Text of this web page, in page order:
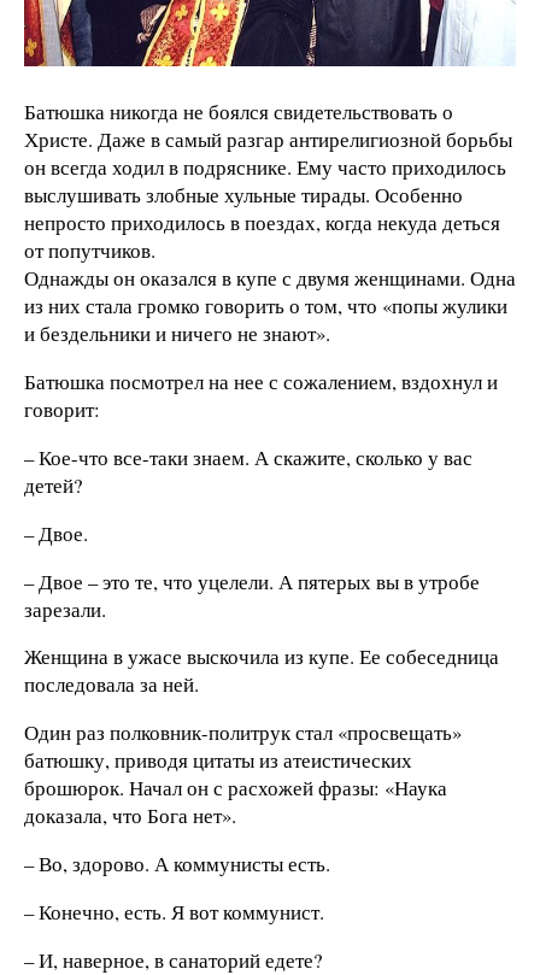
Батюшка никогда не боялся свидетельствовать о
Христе. Даже в самый разгар антирелигиозной борьбы
он всегда ходил в подряснике. Ему часто приходилось
выслушивать злобные хульные тирады. Особенно
непросто приходилось в поездах, когда некуда деться
от попутчиков.
Однажды он оказался в купе с двумя женщинами. Одна
из них стала громко говорить о том, что «попы жулики
и бездельники и ничего не знают».
Батюшка посмотрел на нее с сожалением, вздохнул и
говорит:
– Кое-что все-таки знаем. А скажите, сколько у вас
детей?
– Двое.
– Двое – это те, что уцелели. А пятерых вы в утробе
зарезали.
Женщина в ужасе выскочила из купе. Ее собеседница
последовала за ней.
Один раз полковник-политрук стал «просвещать»
батюшку, приводя цитаты из атеистических
брошюрок. Начал он с расхожей фразы: «Наука
доказала, что Бога нет».
– Во, здорово. А коммунисты есть.
– Конечно, есть. Я вот коммунист.
– И, наверное, в санаторий едете?